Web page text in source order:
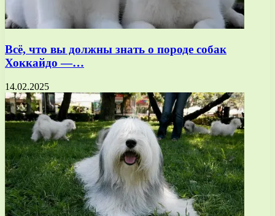
Всё, что вы должны знать о породе собак
Хоккайдо —…
14.02.2025